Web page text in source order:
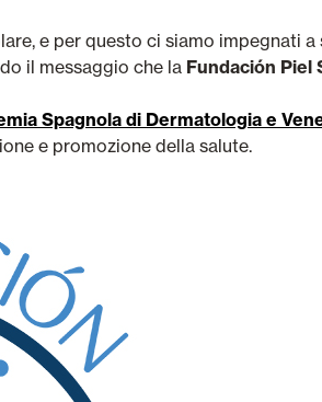
e per questo ci siamo impegnati
il messaggio che la Fundación Piel
Spagnola di Dermatologia e
e promozione della salute.